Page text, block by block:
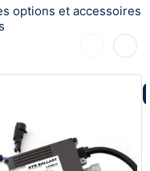
options et accessoires
Précédent